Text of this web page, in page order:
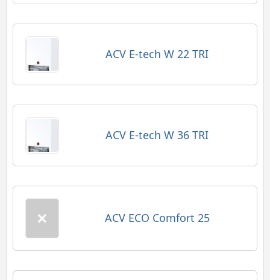
ACV E-tech W 22 TRI
ACV E-tech W 36 TRI
ACV ECO Comfort 25